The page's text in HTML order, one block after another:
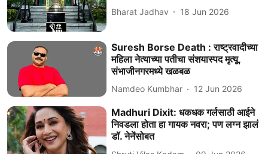
Bharat Jadhav 18 Jun 2026
Suresh Borse Death : राष्ट्रवादीच्या
महिला नेत्याच्या पतीचा संशयास्पद मृत्यू,
संभाजीनगरमध्ये खळबळ
Namdeo Kumbhar 12 Jun 2026
Madhuri Dixit: धकधक गर्लसाठी आईने
निवडला होता हा गायक नवरा; पण लग्न झालं
डॉ. नेनेंसोबत